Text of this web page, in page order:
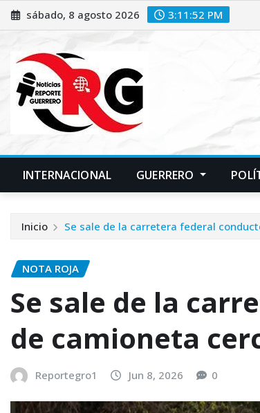
Saltar
al
sábado, 8 agosto 2026 3:11:53 PM
INTERNACIONAL GUERRERO
Inicio Se sale de la carretera federal
NOTA ROJA
Se sale de la
de camioneta
Reportegro1 Jun 8, 2026 0